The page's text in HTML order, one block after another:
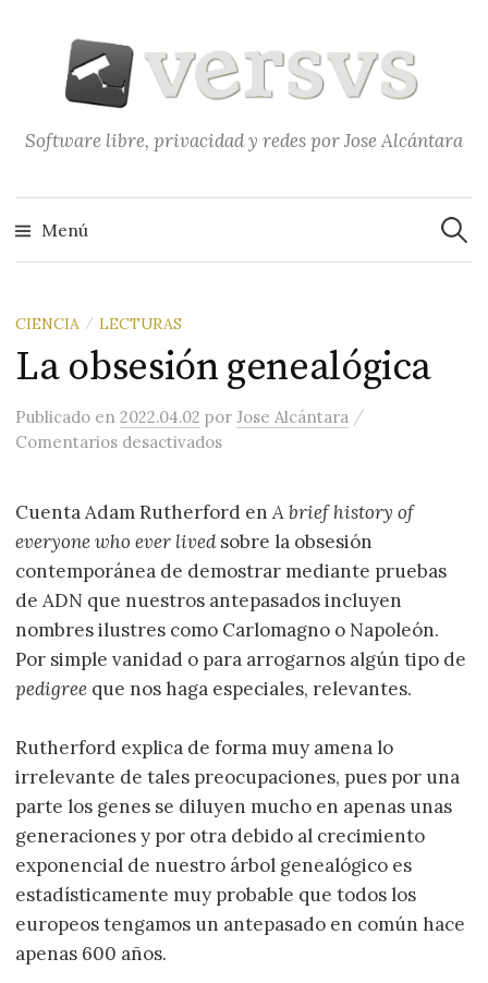
contenido
Software libre, privacidad y redes por Jose Alcántara
Menú
CIENCIA / LECTURAS
La obsesión genealógica
Publicado en2022.04.02 porJose Alcántara /
Comentarios desactivadosen La obsesión genealógica
Cuenta Adam Rutherford enA brief history of
everyone who ever livedsobre la obsesión
contemporánea de demostrar mediante pruebas
de ADN que nuestros antepasados incluyen
nombres ilustres como Carlomagno o Napoleón.
Por simple vanidad o para arrogarnos algún tipo de
pedigree que nos haga especiales, relevantes.
Rutherford explica de forma muy amena lo
irrelevante de tales preocupaciones, pues por una
parte los genes se diluyen mucho en apenas unas
generaciones y por otra debido al crecimiento
exponencial de nuestro árbol genealógico es
estadísticamente muy probable que todos los
europeos tengamos un antepasado en común hace
apenas 600 años.